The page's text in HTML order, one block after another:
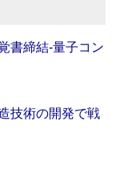
書締結‐量子コン
技術の開発で戦